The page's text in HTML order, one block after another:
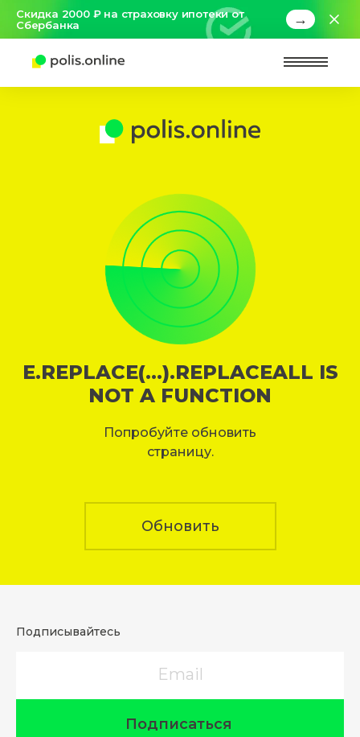
Скидка 2000 ₽ на страховку ипотеки от
Сбербанка
→
E.REPLACE(...).REPLACEALL IS
NOT A FUNCTION
Попробуйте обновить
страницу.
Обновить
Подписывайтесь
Подписаться